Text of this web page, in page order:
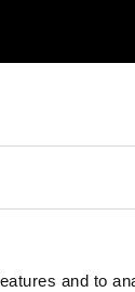
and to